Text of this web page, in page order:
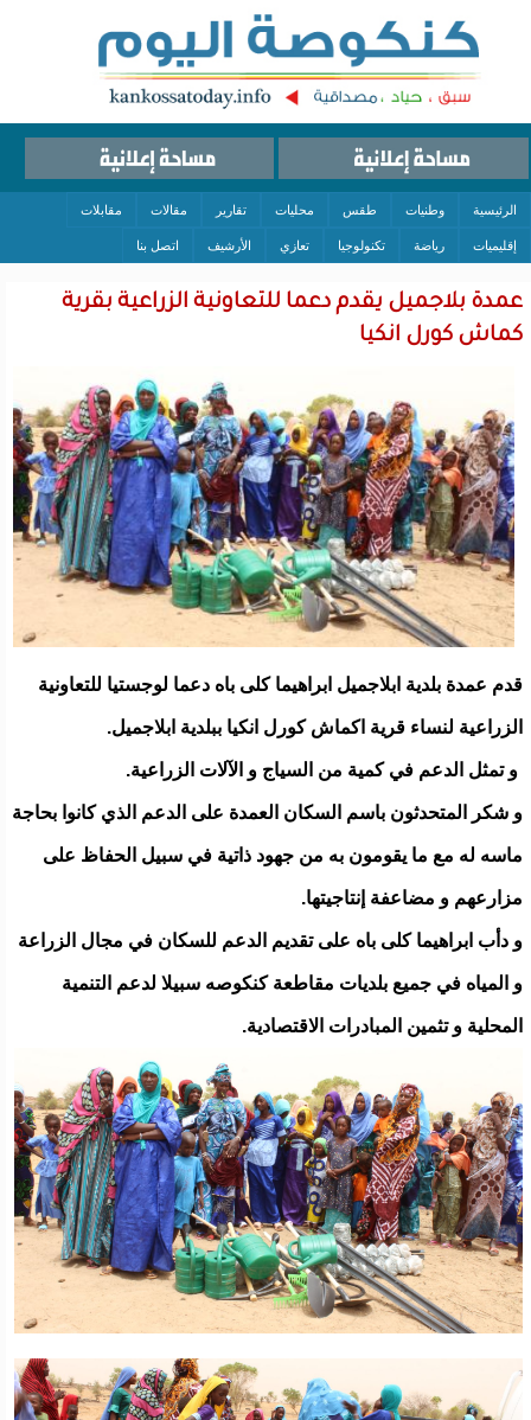
الرئيسية وطنيات طقس محليات تقارير مقالات مقابلات
إقليميات رياضة تكنولوجيا تعازي الأرشيف اتصل بنا
عمدة بلاجميل يقدم دعما للتعاونية الزراعية بقرية
كماش كورل انكيا
قدم عمدة بلدية ابلاجميل ابراهيما كلى باه دعما لوجستيا للتعاونية
الزراعية لنساء قرية اكماش كورل انكيا ببلدية ابلاجميل.
و تمثل الدعم في كمية من السياج و الآلات الزراعية.
و شكر المتحدثون باسم السكان العمدة على الدعم الذي كانوا بحاجة
ماسه له مع ما يقومون به من جهود ذاتية في سبيل الحفاظ على
مزارعهم و مضاعفة إنتاجيتها.
و دأب ابراهيما كلى باه على تقديم الدعم للسكان في مجال الزراعة
و المياه في جميع بلديات مقاطعة كنكوصه سبيلا لدعم التنمية
المحلية و تثمين المبادرات الاقتصادية.